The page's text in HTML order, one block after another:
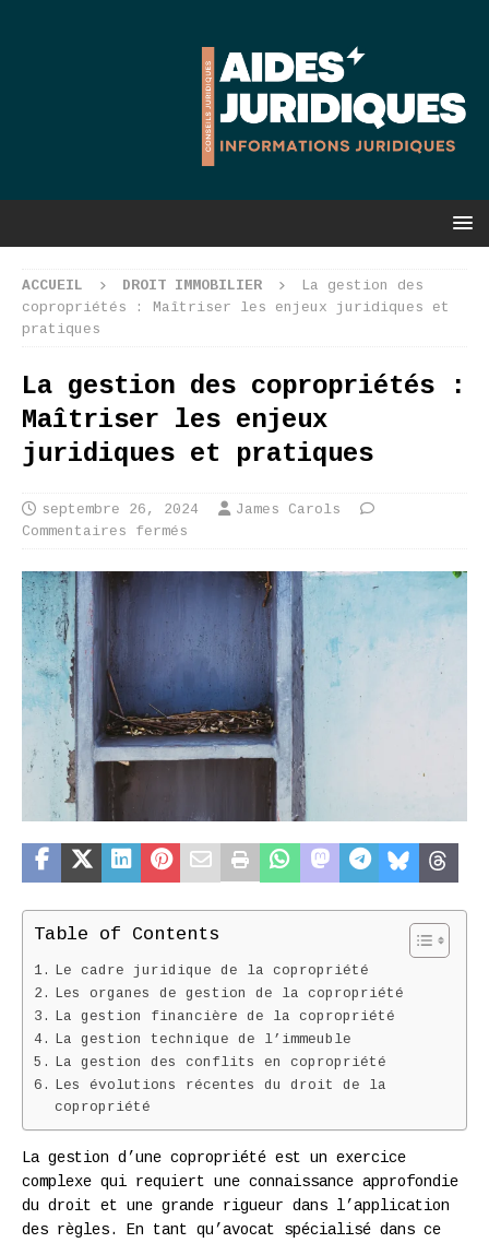
ACCUEIL DROIT IMMOBILIER
La gestion des
copropriétés : Maîtriser les enjeux juridiques et
pratiques
La gestion des copropriétés :
Maîtriser les enjeux
juridiques et pratiques
septembre 26, 2024
James Carols
Commentaires fermés
Table of Contents
Le cadre juridique de la copropriété
Les organes de gestion de la copropriété
La gestion financière de la copropriété
La gestion technique de l’immeuble
La gestion des conflits en copropriété
Les évolutions récentes du droit de la
copropriété
La gestion d’une copropriété est un exercice
complexe qui requiert une connaissance approfondie
du droit et une grande rigueur dans l’application
des règles. En tant qu’avocat spécialisé dans ce